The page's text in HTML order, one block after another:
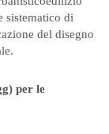
sistematico di
del disegno
per le